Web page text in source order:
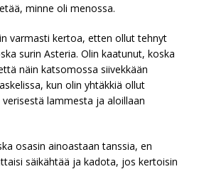
minne oli menossa.
varmasti kertoa, etten ollut tehnyt
surin Asteria. Olin kaatunut, koska
näin katsomossa siivekkään
kun olin yhtäkkiä ollut
lammesta ja aloillaan
osasin ainoastaan tanssia, en
säikähtää ja kadota, jos kertoisin